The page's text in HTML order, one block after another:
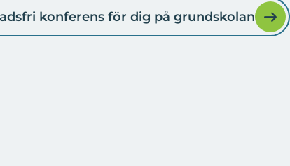
konferens för dig på grundskolan